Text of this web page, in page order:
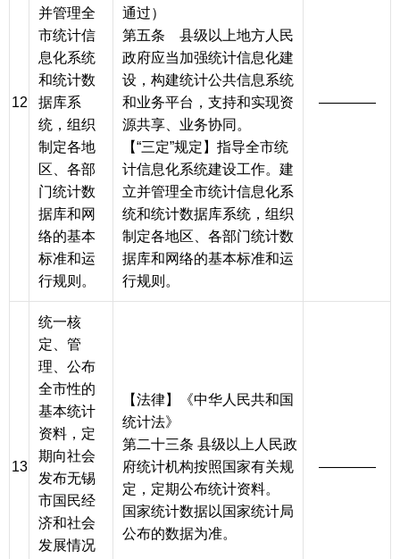
12
并管理全
市统计信
息化系统
和统计数
据库系
统，组织
制定各地
区、各部
门统计数
据库和网
络的基本
标准和运
行规则。
通过）
第五条 县级以上地方人民
政府应当加强统计信息化建
设，构建统计公共信息系统
和业务平台，支持和实现资
源共享、业务协同。
【“三定”规定】指导全市统
计信息化系统建设工作。建
立并管理全市统计信息化系
统和统计数据库系统，组织
制定各地区、各部门统计数
据库和网络的基本标准和运
行规则。
————
13
统一核
定、管
理、公布
全市性的
基本统计
资料，定
期向社会
发布无锡
市国民经
济和社会
发展情况
【法律】《中华人民共和国
统计法》
第二十三条 县级以上人民政
府统计机构按照国家有关规
定，定期公布统计资料。
国家统计数据以国家统计局
公布的数据为准。
————